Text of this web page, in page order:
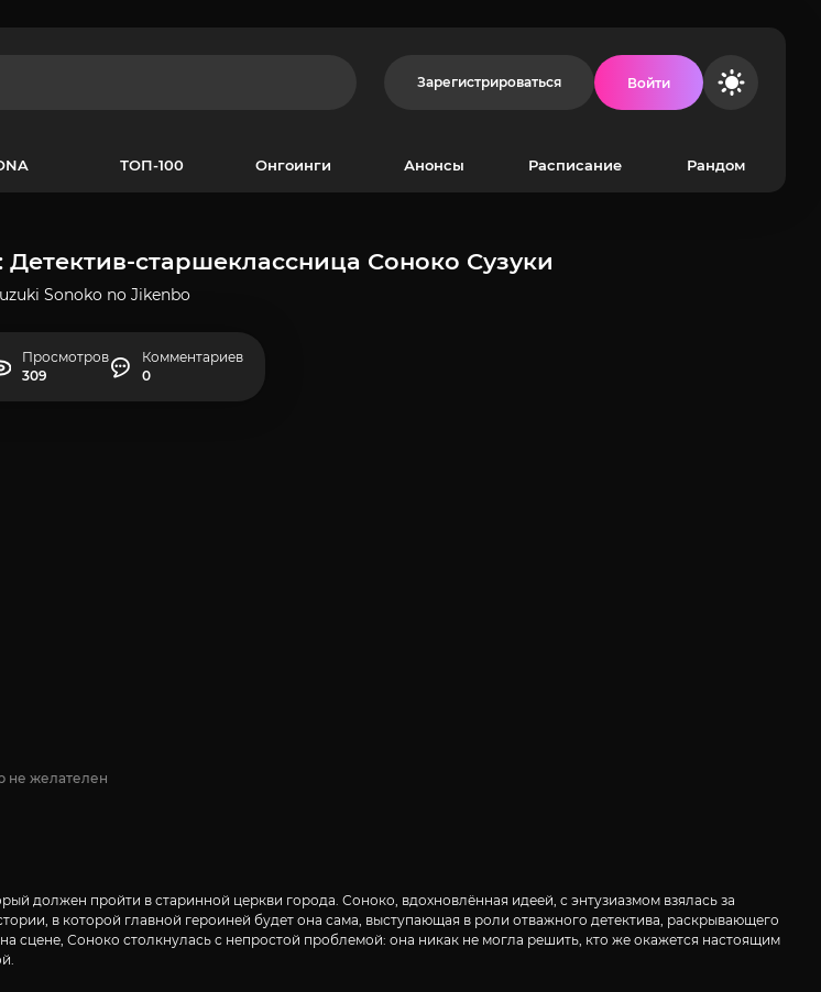
Зарегистрироваться Войти
ТОП-100 Онгоинги Анонсы Расписание Рандом
Детектив-старшеклассница Соноко Сузуки
Sonoko no Jikenbo
Просмотров
309
Комментариев
0
не желателен
должен пройти в старинной церкви города. Соноко, вдохновлённая идеей, с энтузиазмом взялась за
в которой главной героиней будет она сама, выступающая в роли отважного детектива, раскрывающего
сцене, Соноко столкнулась с непростой проблемой: она никак не могла решить, кто же окажется настоящим